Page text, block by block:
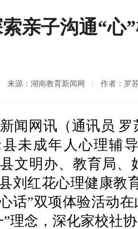
亲子沟通“心
来源：湖南教育新闻网 作者：罗
闻网讯（通讯员
县未成年人心理辅
文明办、教育局
刘红花心理健康教
话”双项体验活动
”理念，深化家校社